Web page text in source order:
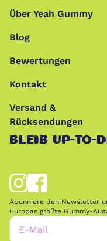
Über Yeah Gummy
Blog
Bewertungen
Kontakt
Versand &
Rücksendungen
BLEIB UP-TO-
Abonniere den Newsletter
Europas größte Gummy-
E-Mail